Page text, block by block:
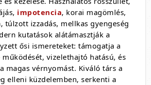
impotencia, korai magömlés,
túlzott izzadás, mellkas gyengeség
kutatások alátámasztják a
ősi ismereteket: támogatja a
működését, vizelethajtó hatású, és
magas vérnyomást. Kiváló társ a
elleni küzdelemben, serkenti a